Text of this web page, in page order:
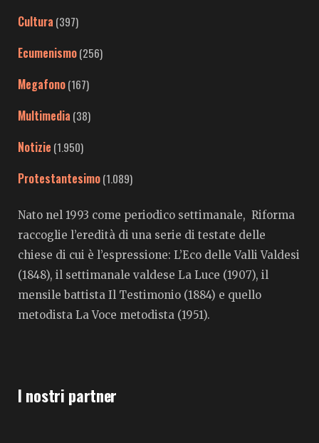
Cultura (397)
Ecumenismo(256)
Megafono(167)
Multimedia (38)
Notizie (1.950)
Protestantesimo(1.089)
Nato nel 1993 come periodico settimanale, Riforma
raccoglie l’eredità di una serie di testate delle
chiese di cui è l’espressione: L’Eco delle Valli Valdesi
(1848), il settimanale valdese La Luce (1907), il
mensile battista Il Testimonio (1884) e quello
metodista La Voce metodista (1951).
I nostri partner